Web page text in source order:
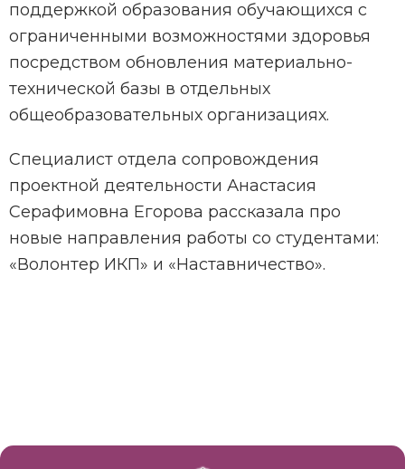
поддержкой образования обучающихся с
ограниченными возможностями здоровья
посредством обновления материально-
технической базы в отдельных
общеобразовательных организациях.
Специалист отдела сопровождения
проектной деятельности Анастасия
Серафимовна Егорова рассказала про
новые направления работы со студентами:
«Волонтер ИКП» и «Наставничество».